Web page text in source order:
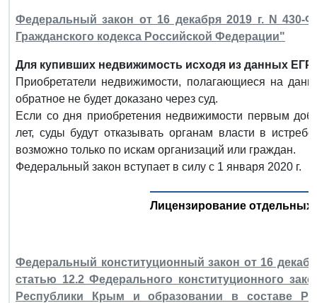
Федеральный закон от 16 декабря 2019 г. N
Гражданского кодекса Российской Федерации"
Для купивших недвижимость исходя из данных
Приобретатели недвижимости, полагающиеся на
обратное не будет доказано через суд.
Если со дня приобретения недвижимости первым
лет, суды будут отказывать органам власти в
возможно только по искам организаций или граждан.
Федеральный закон вступает в силу с 1 января 2020 г.
Лицензирование отдельных
Федеральный конституционный закон от 16
статью 12.2 Федерального конституционного
Республики Крым и образовании в составе